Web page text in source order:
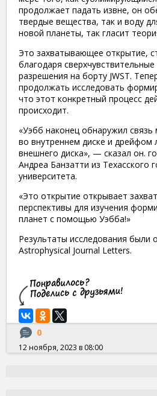
продолжает падать извне, он
твердые вещества, так и воду
новой планеты, так гласит
Это захватывающее открытие,
благодаря
разрешения на борту JWST.
продолжать исследовать
что этот конкретный процесс
происходит.
«Уэбб наконец обнаружил
во внутреннем диске и дрейфом
внешнего диска», — сказал он.
Андреа Банзатти из Техасского
университета.
«Это открытие открывает
перспективы для изучения
планет с помощью Уэбба!»
Результаты исследования были
Astrophysical Journal Letters.
0
12 ноября, 2023 в 08:00